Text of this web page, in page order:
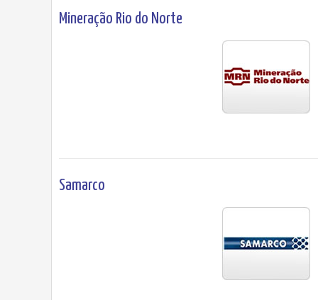
Mineração Rio do Norte
Samarco